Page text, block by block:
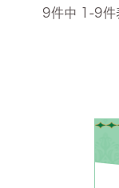
9件中 -9件